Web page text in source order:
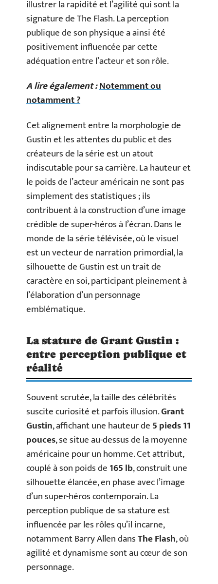
illustrer la rapidité et l’agilité qui sont la
signature de The Flash. La perception
publique de son physique a ainsi été
positivement influencée par cette
adéquation entre l’acteur et son rôle.
A lire également :Notemment ou
notamment ?
Cet alignement entre la morphologie de
Gustin et les attentes du public et des
créateurs de la série est un atout
indiscutable pour sa carrière. La hauteur et
le poids de l’acteur américain ne sont pas
simplement des statistiques ; ils
contribuent à la construction d’une image
crédible de super-héros à l’écran. Dans le
monde de la série télévisée, où le visuel
est un vecteur de narration primordial, la
silhouette de Gustin est un trait de
caractère en soi, participant pleinement à
l’élaboration d’un personnage
emblématique.
La stature de Grant Gustin :
entre perception publique et
réalité
Souvent scrutée, la taille des célébrités
suscite curiosité et parfois illusion.Grant
Gustin, affichant une hauteur de5 pieds 11
pouces, se situe au-dessus de la moyenne
américaine pour un homme. Cet attribut,
couplé à son poids de165 lb, construit une
silhouette élancée, en phase avec l’image
d’un super-héros contemporain. La
perception publique de sa stature est
influencée par les rôles qu’il incarne,
notamment Barry Allen dansThe Flash, où
agilité et dynamisme sont au cœur de son
personnage.